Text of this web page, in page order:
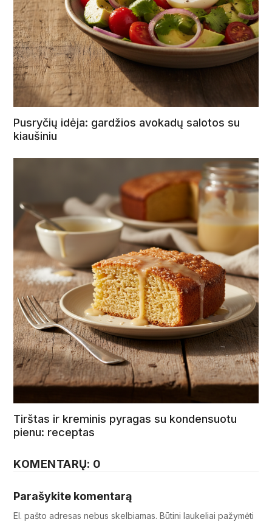
Pusryčių idėja: gardžios avokadų salotos su
kiaušiniu
Tirštas ir kreminis pyragas su kondensuotu
pienu: receptas
KOMENTARŲ: 0
Parašykite komentarą
El. pašto adresas nebus skelbiamas. Būtini laukeliai pažymėti